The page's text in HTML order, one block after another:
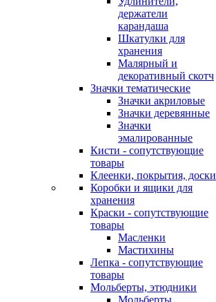
держатели
карандаша
Шкатулки для
хранения
Малярный и
декоративный скотч
Значки тематические
Значки акриловые
Значки деревянные
Значки
эмалированные
Кисти - сопутствующие
товары
Клеенки, покрытия, доски
Коробки и ящики для
хранения
Краски - сопутствующие
товары
Масленки
Мастихины
Лепка - сопутствующие
товары
Мольберты, этюдники
Мольберты